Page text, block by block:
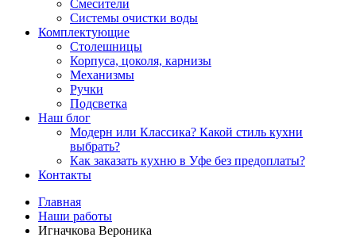
Смесители
Системы очистки воды
Комплектующие
Столешницы
Корпуса, цоколя, карнизы
Механизмы
Ручки
Подсветка
Наш блог
Модерн или Классика? Какой стиль кухни
выбрать?
Как заказать кухню в Уфе без предоплаты?
Контакты
Главная
Наши работы
Игначкова Вероника